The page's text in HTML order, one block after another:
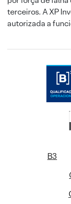
terceiros. A XP
autorizada a
B3